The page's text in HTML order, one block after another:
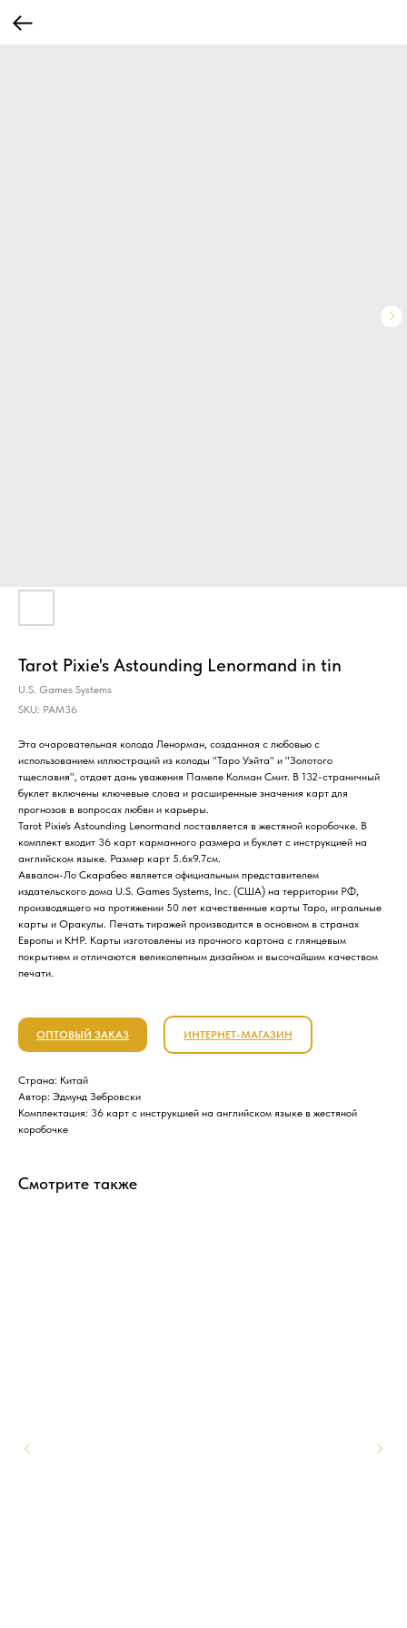
Tarot Pixie's Astounding Lenormand in tin
U.S. Games Systems
SKU: PAM36
Эта очаровательная колода Ленорман, созданная с любовью с
использованием иллюстраций из колоды "Таро Уэйта" и "Золотого
тщеславия", отдает дань уважения Памеле Колман Смит. В 132-страничный
буклет включены ключевые слова и расширенные значения карт для
прогнозов в вопросах любви и карьеры.
Tarot Pixie's Astounding Lenormand поставляется в жестяной коробочке. В
комплект входит 36 карт карманного размера и буклет с инструкцией на
английском языке. Размер карт 5.6х9.7см.
Аввалон-Ло Скарабео является официальным представителем
издательского дома U.S. Games Systems, Inc. (США) на территории РФ,
производящего на протяжении 50 лет качественные карты Таро, игральные
карты и Оракулы. Печать тиражей производится в основном в странах
Европы и КНР. Карты изготовлены из прочного картона с глянцевым
покрытием и отличаются великолепным дизайном и высочайшим качеством
печати.
ОПТОВЫЙ ЗАКАЗ ИНТЕРНЕТ-МАГАЗИН
Страна: Китай
Автор: Эдмунд Зебровски
Комплектация: 36 карт с инструкцией на английском языке в жестяной
коробочке
Смотрите также